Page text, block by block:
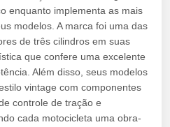
enquanto implementa as mais
modelos. A marca foi uma das
de três cilindros em suas
que confere uma excelente
Além disso, seus modelos
vintage com componentes
controle de tração e
cada motocicleta uma obra-